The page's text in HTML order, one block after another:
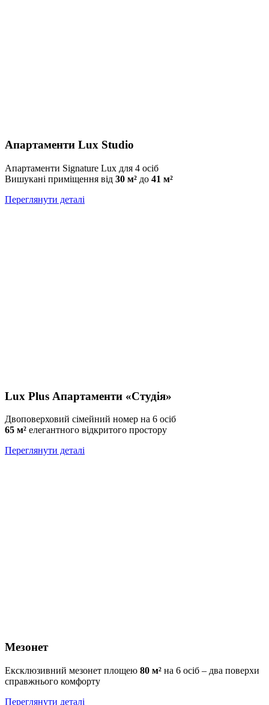
Апартаменти Lux Studio
Апартаменти Signature Lux для 4 осіб
Вишукані приміщення від 30 м² до 41 м²
Переглянути деталі
Lux Plus Апартаменти «Студія»
Двоповерховий сімейний номер на 6 осіб
65 м² елегантного відкритого простору
Переглянути деталі
Мезонет
Ексклюзивний мезонет площею 80 м² на 6 осіб – два поверхи
справжнього комфорту
Переглянути деталі